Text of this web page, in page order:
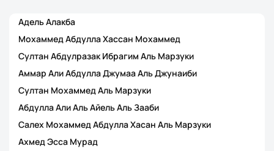
Адель Алакба
Мохаммед Абдулла Хассан Мохаммед
Султан Абдулразак Ибрагим Аль Марзуки
Аммар Али Абдулла Джумаа Аль Джунаиби
Султан Мохаммед Аль Марзуки
Абдулла Али Аль Айель Аль Зааби
Салех Мохаммед Абдулла Хасан Аль Марзуки
Ахмед Эсса Мурад